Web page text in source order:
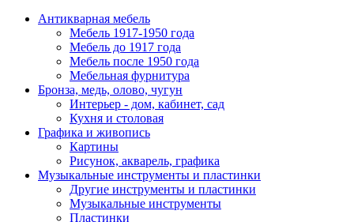
Антикварная мебель
Мебель 1917-1950 года
Мебель до 1917 года
Мебель после 1950 года
Мебельная фурнитура
Бронза, медь, олово, чугун
Интерьер - дом, кабинет, сад
Кухня и столовая
Графика и живопись
Картины
Рисунок, акварель, графика
Музыкальные инструменты и пластинки
Другие инструменты и пластинки
Музыкальные инструменты
Пластинки